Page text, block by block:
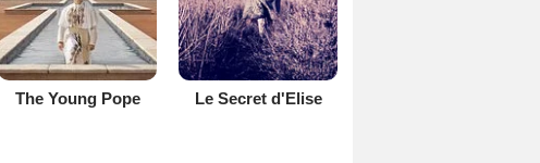
The Young Pope Le Secret d'Elise